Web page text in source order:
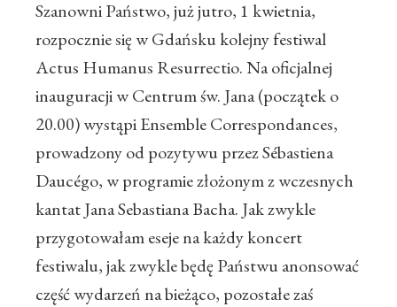
Szanowni Państwo, już jutro, 1 kwietnia,
rozpocznie się w Gdańsku kolejny festiwal
Actus Humanus Resurrectio. Na oficjalnej
inauguracji w Centrum św. Jana (początek o
20.00) wystąpi Ensemble Correspondances,
prowadzony od pozytywu przez Sébastiena
Daucégo, w programie złożonym z wczesnych
kantat Jana Sebastiana Bacha. Jak zwykle
przygotowałam eseje na każdy koncert
festiwalu, jak zwykle będę Państwu anonsować
część wydarzeń na bieżąco, pozostałe zaś